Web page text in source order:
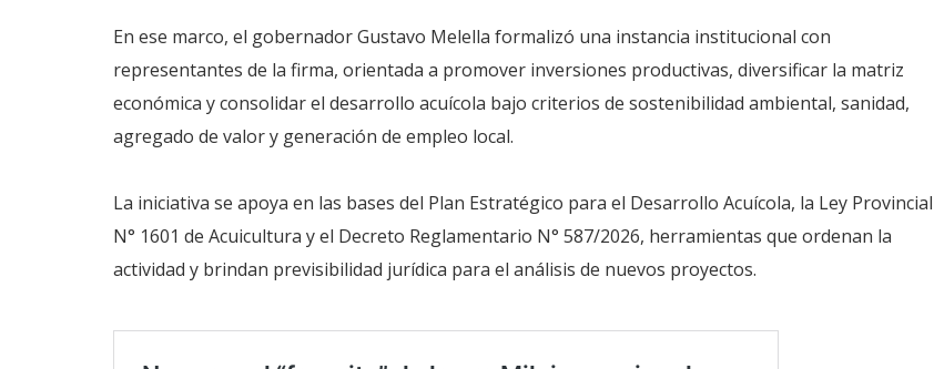
En ese marco, el gobernador Gustavo Melella formalizó una instancia institucional con
representantes de la firma, orientada a promover inversiones productivas, diversificar la matriz
económica y consolidar el desarrollo acuícola bajo criterios de sostenibilidad ambiental, sanidad,
agregado de valor y generación de empleo local.
La iniciativa se apoya en las bases del Plan Estratégico para el Desarrollo Acuícola, la Ley Provincial
N° 1601 de Acuicultura y el Decreto Reglamentario N° 587/2026, herramientas que ordenan la
actividad y brindan previsibilidad jurídica para el análisis de nuevos proyectos.